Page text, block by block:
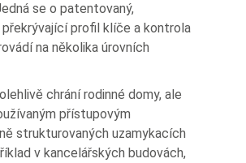
se o patentovaný,
profil klíče a kontrola
na několika úrovních
chrání rodinné domy, ale
přístupovým
strukturovaných uzamykacích
v kancelářských budovách,